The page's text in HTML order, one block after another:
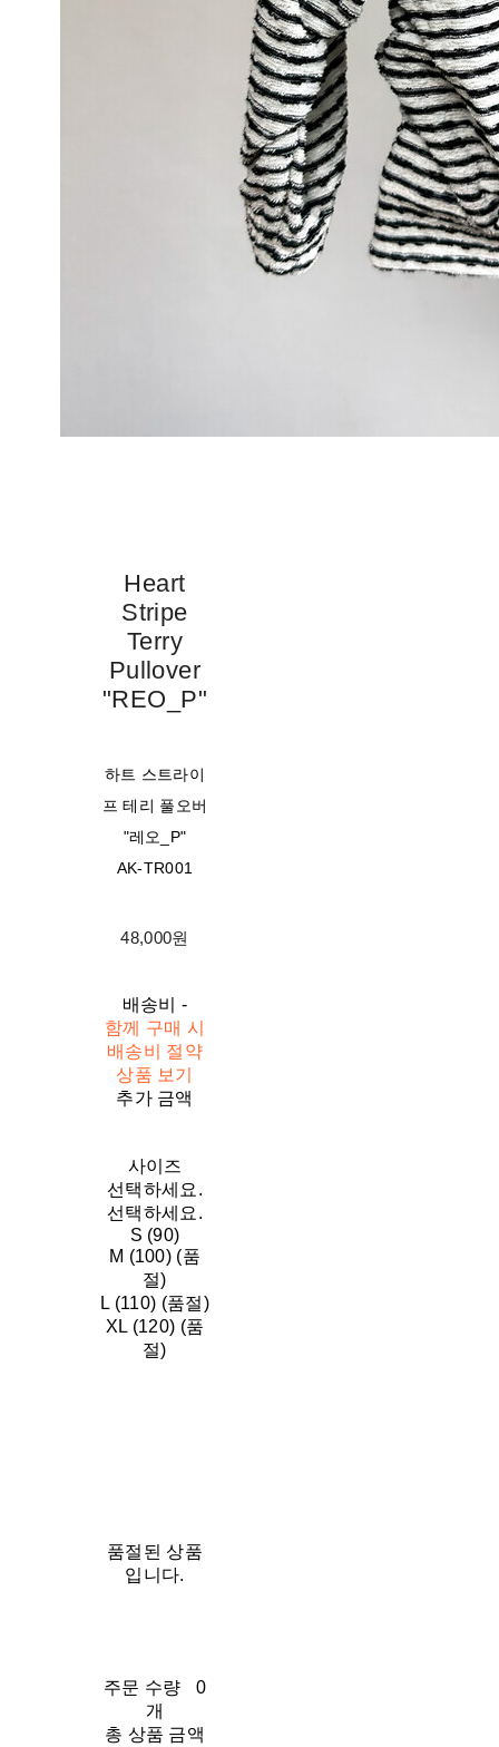
Heart
Stripe
Terry
Pullover
"REO_P"
하트 스트라이
프 테리 풀오버
"레오_P"
AK-TR001
48,000원
배송비 -
함께 구매 시
배송비 절약
상품 보기
추가 금액
사이즈
선택하세요.
선택하세요.
S (90)
M (100) (품
절)
L (110) (품절)
XL (120) (품
절)
품절된 상품
입니다.
주문 수량
0
개
총 상품 금액